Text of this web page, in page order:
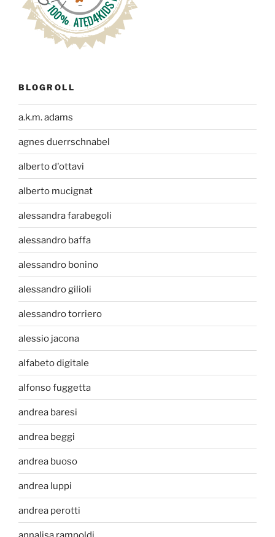
BLOGROLL
a.k.m. adams
agnes duerrschnabel
alberto d'ottavi
alberto mucignat
alessandra farabegoli
alessandro baffa
alessandro bonino
alessandro gilioli
alessandro torriero
alessio jacona
alfabeto digitale
alfonso fuggetta
andrea baresi
andrea beggi
andrea buoso
andrea luppi
andrea perotti